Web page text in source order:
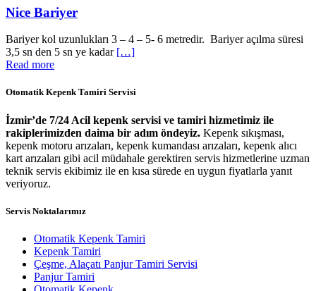
Nice Bariyer
Bariyer kol uzunlukları 3 – 4 – 5- 6 metredir. Bariyer açılma süresi
3,5 sn den 5 sn ye kadar […]
Read more
Otomatik Kepenk Tamiri Servisi
İzmir’de 7/24 Acil kepenk servisi ve tamiri hizmetimiz ile
rakiplerimizden daima bir adım öndeyiz. Kepenk sıkışması,
kepenk motoru arızaları, kepenk kumandası arızaları, kepenk alıcı
kart arızaları gibi acil müdahale gerektiren servis hizmetlerine uzman
teknik servis ekibimiz ile en kısa sürede en uygun fiyatlarla yanıt
veriyoruz.
Servis Noktalarımız
Otomatik Kepenk Tamiri
Kepenk Tamiri
Çeşme, Alaçatı Panjur Tamiri Servisi
Panjur Tamiri